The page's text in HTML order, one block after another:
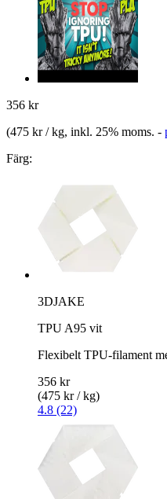
356 kr
(475 kr / kg, inkl. 25% moms. -
Färg:
3DJAKE
TPU A95 vit
Flexibelt TPU-filament
356 kr
(475 kr / kg)
4.8 (22)